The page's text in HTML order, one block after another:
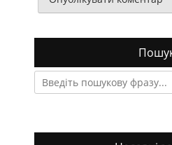
Search
for: